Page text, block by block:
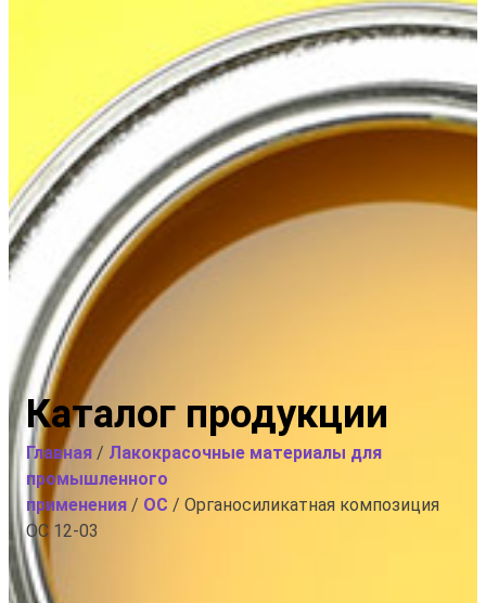
Каталог продукции
Главная / Лакокрасочные материалы для
промышленного
применения / ОС / Органосиликатная композиция
ОС 12-03